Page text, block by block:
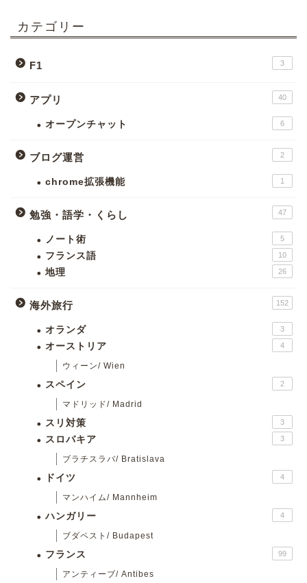
カテゴリー
F1 3
アプリ 40
オープンチャット 6
ブログ運営 2
chrome拡張機能 1
勉強・語学・くらし 47
ノート術 5
フランス語 10
地理 26
海外旅行 152
オランダ 3
オーストリア 4
ウィーン/ Wien
スペイン 2
マドリッド/ Madrid
スリ対策 3
スロバキア 3
ブラチスラバ/ Bratislava
ドイツ 4
マンハイム/ Mannheim
ハンガリー 4
ブダペスト/ Budapest
フランス 99
アンティーブ/ Antibes